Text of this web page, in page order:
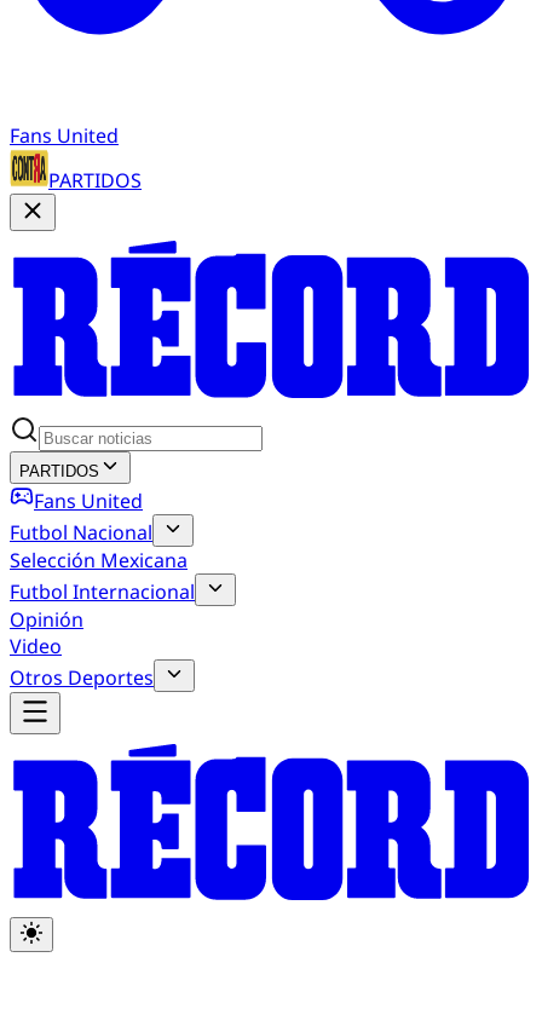
Fans United
PARTIDOS
PARTIDOS
Fans United
Futbol Nacional
Selección Mexicana
Futbol Internacional
Opinión
Video
Otros Deportes